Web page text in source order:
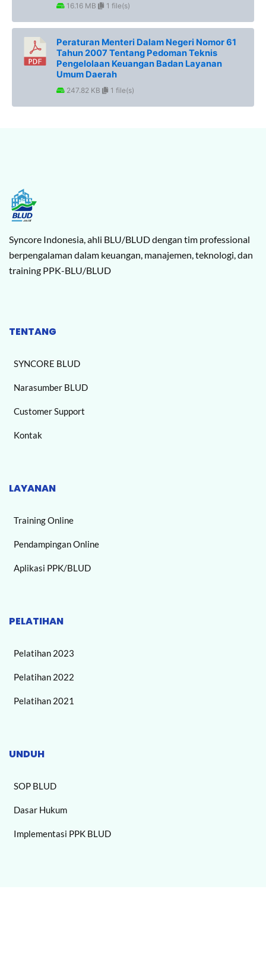
16.16 MB 1 file(s)
Peraturan Menteri Dalam Negeri Nomor 61
Tahun 2007 Tentang Pedoman Teknis
Pengelolaan Keuangan Badan Layanan
Umum Daerah
247.82 KB 1 file(s)
Syncore Indonesia, ahli BLU/BLUD dengan tim professional
berpengalaman dalam keuangan, manajemen, teknologi, dan
training PPK-BLU/BLUD
TENTANG
SYNCORE BLUD
Narasumber BLUD
Customer Support
Kontak
LAYANAN
Training Online
Pendampingan Online
Aplikasi PPK/BLUD
PELATIHAN
Pelatihan 2023
Pelatihan 2022
Pelatihan 2021
UNDUH
SOP BLUD
Dasar Hukum
Implementasi PPK BLUD